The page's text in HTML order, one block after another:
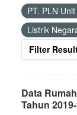
PT. PLN
Listrik
Filter
Data
Tahun